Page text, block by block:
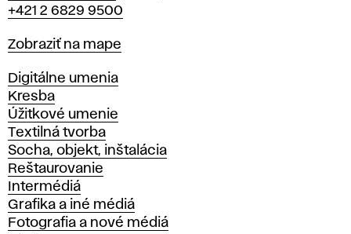
+421 2 6829 9500
Mapa
Zobraziť na mape
Katedry
Digitálne umenia
Kresba
Úžitkové umenie
Textilná tvorba
Socha, objekt, inštalácia
Reštaurovanie
Intermédiá
Grafika a iné médiá
Fotografia a nové médiá